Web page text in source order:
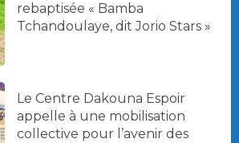
rebaptisée « Bamba
Tchandoulaye, dit Jorio Stars »
Le Centre Dakouna Espoir
appelle à une mobilisation
collective pour l’avenir des